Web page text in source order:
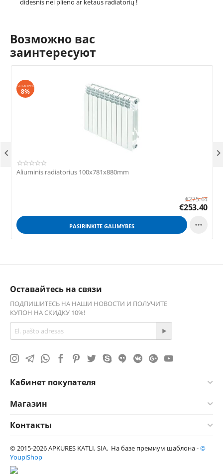
Возможно вас
заинтересуют
SUTAUPYK
8%
Aliuminis radiatorius 100x781x880mm
€275.44
€253.40
PASIRINKITE GALIMYBES 

Оставайтесь на связи
ПОДПИШИТЕСЬ НА НАШИ НОВОСТИ И ПОЛУЧИТЕ
КУПОН НА СКИДКУ 10%!
Кабинет покупателя
Магазин
Контакты
© 2015-2026 APKURES KATLI, SIA. На базе премиум шаблона -©
YoupiShop